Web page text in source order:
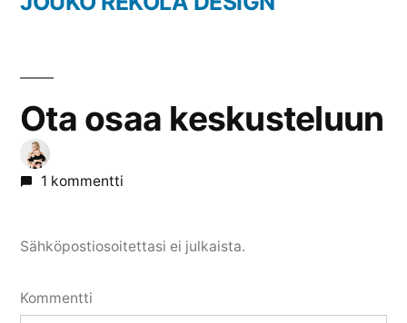
Ota osaa keskusteluun
1 kommentti
Sähköpostiosoitettasi ei julkaista.
Kommentti